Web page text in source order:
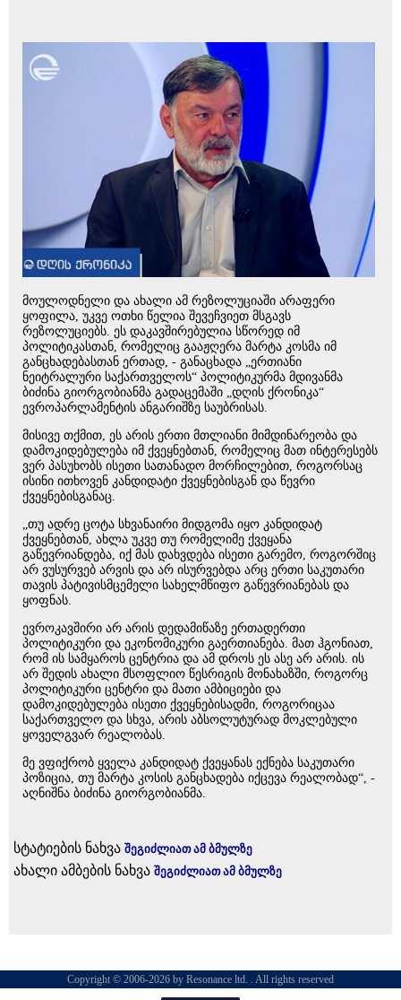
მოულოდნელი და ახალი ამ რეზოლუციაში არაფერი
ყოფილა, უკვე ოთხი წელია შევეჩვიეთ მსგავს
რეზოლუციებს. ეს დაკავშირებულია სწორედ იმ
პოლიტიკასთან, რომელიც გააჟღერა მარტა კოსმა იმ
განცხადებასთან ერთად, - განაცხადა „ერთიანი
ნეიტრალური საქართველოს“ პოლიტიკურმა მდივანმა
ბიძინა გიორგობიანმა გადაცემაში „დღის ქრონიკა“
ევროპარლამენტის ანგარიშზე საუბრისას.
მისივე თქმით, ეს არის ერთი მთლიანი მიმდინარეობა და
დამოკიდებულება იმ ქვეყნებთან, რომელიც მათ ინტერესებს
ვერ პასუხობს ისეთი სათანადო მორჩილებით, როგორსაც
ისინი ითხოვენ კანდიდატი ქვეყნებისგან და წევრი
ქვეყნებისგანაც.
„თუ ადრე ცოტა სხვანაირი მიდგომა იყო კანდიდატ
ქვეყნებთან, ახლა უკვე თუ რომელიმე ქვეყანა
გაწევრიანდება, იქ მას დახვდება ისეთი გარემო, როგორშიც
არ ვუსურვებ არვის და არ ისურვებდა არც ერთი საკუთარი
თავის პატივისმცემელი სახელმწიფო გაწევრიანებას და
ყოფნას.
ევროკავშირი არ არის დედამიწაზე ერთადერთი
პოლიტიკური და ეკონომიკური გაერთიანება. მათ ჰგონიათ,
რომ ის სამყაროს ცენტრია და ამ დროს ეს ასე არ არის. ის
არ შედის ახალი მსოფლიო წესრიგის მონახაზში, როგორც
პოლიტიკური ცენტრი და მათი ამბიციები და
დამოკიდებულება ისეთი ქვეყნებისადმი, როგორიცაა
საქართველო და სხვა, არის აბსოლუტურად მოკლებული
ყოველგვარ რეალობას.
მე ვფიქრობ ყველა კანდიდატ ქვეყანას ექნება საკუთარი
პოზიცია, თუ მარტა კოსის განცხადება იქცევა რეალობად“, -
აღნიშნა ბიძინა გიორგობიანმა.
სტატიების ნახვა შეგიძლიათ ამ ბმულზე
ახალი ამბების ნახვა შეგიძლიათ ამ ბმულზე
Copyright © 2006-2026 by Resonance ltd. . All rights reserved